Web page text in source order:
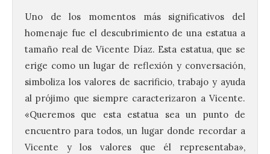
Uno de los momentos más significativos del
homenaje fue el descubrimiento de una estatua a
tamaño real de Vicente Díaz. Esta estatua, que se
erige como un lugar de reflexión y conversación,
simboliza los valores de sacrificio, trabajo y ayuda
al prójimo que siempre caracterizaron a Vicente.
«Queremos que esta estatua sea un punto de
encuentro para todos, un lugar donde recordar a
Vicente y los valores que él representaba»,